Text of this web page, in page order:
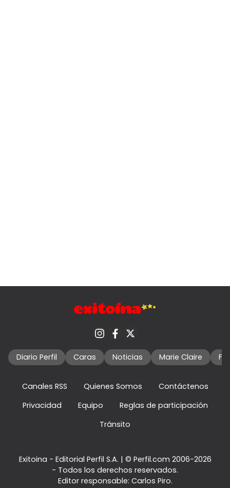
Diario Perfil Caras Noticias Marie Claire
Canales RSS Quienes Somos
Contáctenos
Privacidad
Equipo
Reglas de participación
Tránsito
Exitoina - Editorial Perfil S.A. | © Perfil.com 2006-2026
- Todos los derechos reservados.
Editor responsable: Carlos Piro.